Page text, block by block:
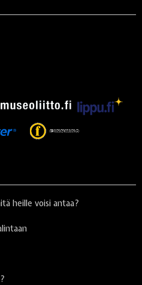
heille voisi antaa?